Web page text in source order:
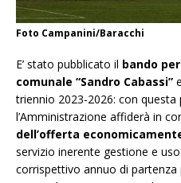
Foto Campanini/Baracchi
E’ stato pubblicato il bando
comunale “Sandro Cabassi”
triennio 2023-2026: con questa
l’Amministrazione affiderà in
dell’offerta
servizio inerente gestione e
corrispettivo annuo di partenza